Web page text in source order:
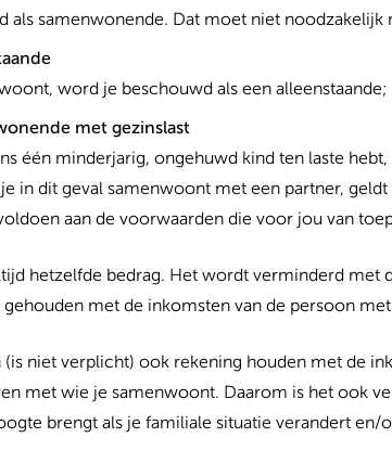
als samenwonende. Dat moet niet noodzakelijk
word je beschouwd als een alleenstaande;
met gezinslast
één minderjarig, ongehuwd kind ten laste
in dit geval samenwoont met een partner,
aan de voorwaarden die voor jou van
hetzelfde bedrag. Het wordt verminderd met
met de inkomsten van de persoon
(is niet verplicht) ook rekening houden met de
met wie je samenwoont. Daarom is het ook
brengt als je familiale situatie verandert en/